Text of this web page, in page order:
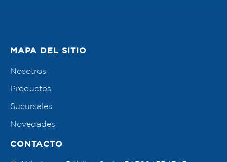
MAPA DEL SITIO
Nosotros
Productos
Sucursales
Novedades
CONTACTO